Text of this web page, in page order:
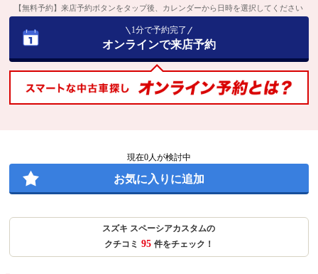
【無料予約】来店予約ボタンをタップ後、カレンダーから日時を選択してください
1分で予約完了
オンラインで来店予約
現在0人が検討中
お気に入りに追加
スズキ スペーシアカスタムの
クチコミ 95 件をチェック！